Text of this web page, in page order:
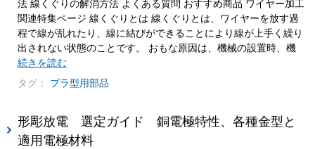
法 線くぐりの解消方法 よくある質問 おすすめ商品 ワイヤー加工
関連特集ページ 線くぐりとは 線くぐりとは、ワイヤーを放す過
程で線が乱れたり、線に結びができることにより線が上手く繰り
出されない状態のことです。 おもな原因は、機械の設置時、機
続きを読む
タグ： プラ型用部品
形彫放電 選定ガイド 銅電極特性、各種金型と
適用電極材料